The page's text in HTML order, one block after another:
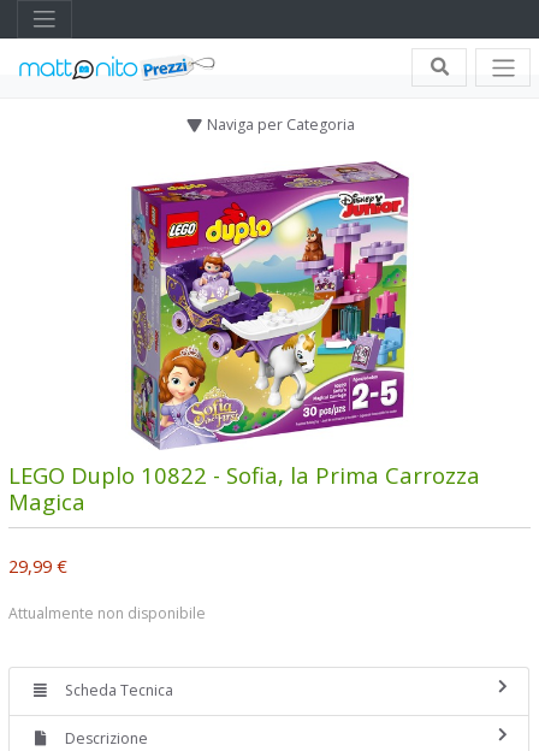
Naviga per Categoria
LEGO Duplo 10822 - Sofia, la Prima Carrozza
Magica
29,99 €
Attualmente non disponibile
Scheda Tecnica
Descrizione